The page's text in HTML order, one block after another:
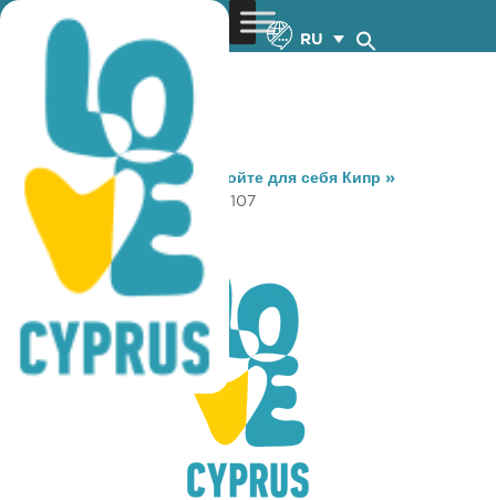
RU
You are here: Home »Откройте для себя Кипр »
Gastronomy
» SNACK BAR 107
SNACK BAR 107